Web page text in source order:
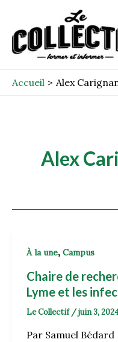
contenu
Accueil Alex
Alex
À la une, Campus
Chaire de
Lyme et les
Le Collectif /juin 3,
Par Samuel